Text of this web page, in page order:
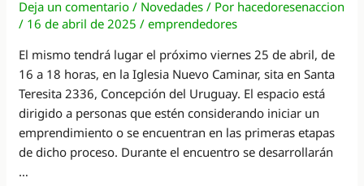
Deja un comentario / Novedades / Por hacedoresenaccion
/ 16 de abril de 2025 /emprendedores
El mismo tendrá lugar el próximo viernes 25 de abril, de
16 a 18 horas, en la Iglesia Nuevo Caminar, sita en Santa
Teresita 2336, Concepción del Uruguay. El espacio está
dirigido a personas que estén considerando iniciar un
emprendimiento o se encuentran en las primeras etapas
de dicho proceso. Durante el encuentro se desarrollarán
…